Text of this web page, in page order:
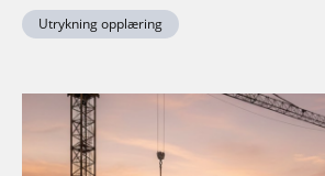
Utrykning opplæring